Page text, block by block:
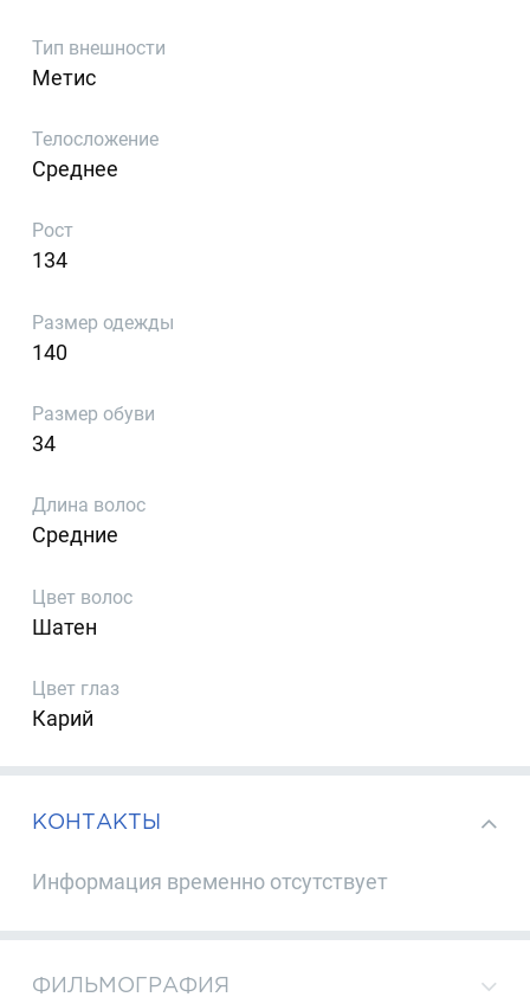
Тип внешности
Метис
Телосложение
Среднее
Рост
134
Размер одежды
140
Размер обуви
34
Длина волос
Средние
Цвет волос
Шатен
Цвет глаз
Карий
КОНТАКТЫ
Информация временно отсутствует
ФИЛЬМОГРАФИЯ